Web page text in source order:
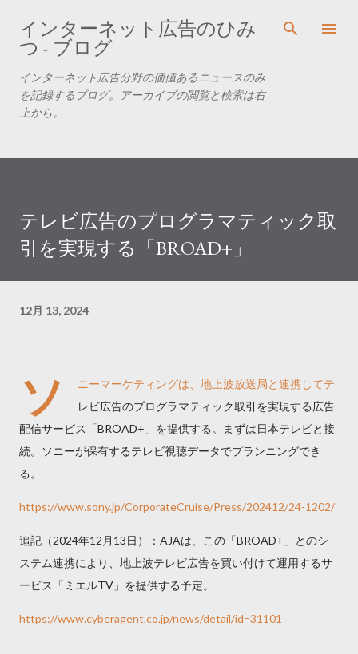
スキップしてメイン コンテンツに移動
インターネット広告のひみ
つ - ブログ
インターネット広告分野の価値あるニュースのみ
を記録するブログ。アーカイブの閲覧と検索は右
上から。
テレビ広告のプログラマティック取
引を実現する「BROAD+」
12月 13, 2024
ソ
ニーマーケティングは、地上波放送局と連携してテ
レビ広告のプログラマティック取引を実現する広告
配信サービス「BROAD+」を提供する。まずは日本テレビと接
続。ソニーが保有するテレビ視聴データでプランニングでき
る。
https://www.sony.jp/CorporateCruise/Press/202412/24-1202/
追記（2024年12月13日）：AJAは、この「BROAD+」とのシ
ステム連携により、地上波テレビ広告を買い付けて運用するサ
ービス「ミエルTV」を提供する予定。
https://www.cyberagent.co.jp/news/detail/id=31101